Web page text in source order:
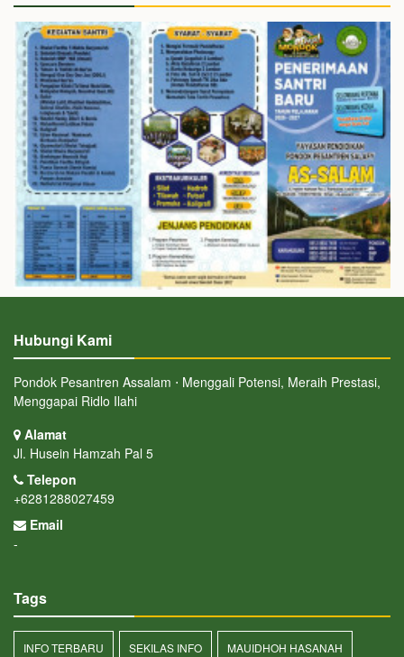
Hubungi Kami
Pondok Pesantren Assalam ⋅ Menggali Potensi, Meraih Prestasi,
Menggapai Ridlo Ilahi
Alamat
Jl. Husein Hamzah Pal 5
Telepon
+6281288027459
Email
-
Tags
INFO TERBARU SEKILAS INFO MAUIDHOH HASANAH